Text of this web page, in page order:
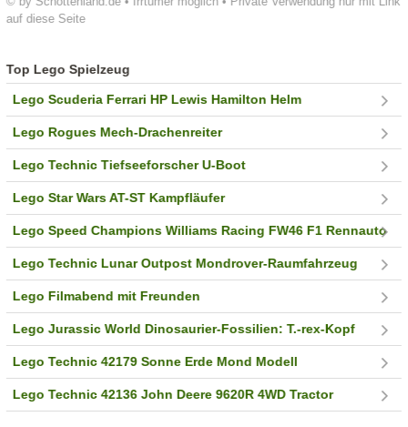
auf diese Seite
Top Lego Spielzeug
Lego Scuderia Ferrari HP Lewis Hamilton Helm
Lego Rogues Mech-Drachenreiter
Lego Technic Tiefseeforscher U-Boot
Lego Star Wars AT-ST Kampfläufer
Lego Speed Champions Williams Racing FW46 F1 Rennauto
Lego Technic Lunar Outpost Mondrover-Raumfahrzeug
Lego Filmabend mit Freunden
Lego Jurassic World Dinosaurier-Fossilien: T.-rex-Kopf
Lego Technic 42179 Sonne Erde Mond Modell
Lego Technic 42136 John Deere 9620R 4WD Tractor